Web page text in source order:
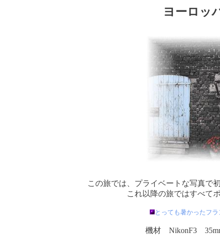
ヨーロッ
この旅では、プライベートな写真で
これ以降の旅ではすべて
とっても暑かったフラ
機材 NikonF3